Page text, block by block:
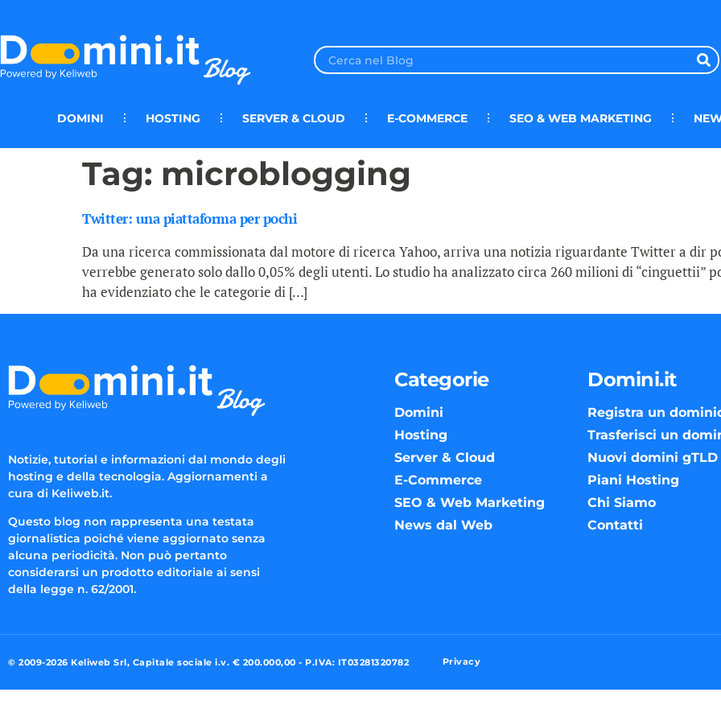
DOMINI HOSTING SERVER & CLOUD E-COMMERCE SEO & WEB MARKETING
Tag: microblogging
Twitter: una piattaforma per pochi
Da una ricerca commissionata dal motore di ricerca Yahoo, arriva una notizia riguardante Twitter a dir
verrebbe generato solo dallo 0,05% degli utenti. Lo studio ha analizzato circa 260 milioni di “cinguettii”
ha evidenziato che le categorie di […]
Notizie, tutorial e informazioni dal mondo degli
hosting e della tecnologia. Aggiornamenti a
cura di Keliweb.it.
Questo blog non rappresenta una testata
giornalistica poiché viene aggiornato senza
alcuna periodicità. Non può pertanto
considerarsi un prodotto editoriale ai sensi
della legge n. 62/2001.
Categorie
Domini
Hosting
Server & Cloud
E-Commerce
SEO & Web Marketing
News dal Web
Domini.it
Registra un
Trasferisci un
Nuovi domini gTLD
Piani Hosting
Chi Siamo
Contatti
© 2009-2026 Keliweb Srl, Capitale sociale i.v. € 200.000,00 - P.IVA: IT03281320782 Privacy